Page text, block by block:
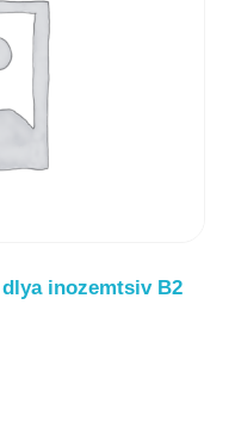
inozemtsiv B2